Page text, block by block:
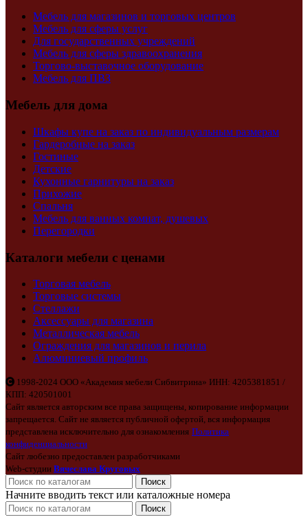
Мебель для магазинов и торговых центров
Мебель для сферы услуг
Для государственных учреждений
Мебель для сферы здравоохранения
Торгово-выставочное оборудование
Мебель для ПВЗ
Мебель для дома
Шкафы купе на заказ по индивидуальным размерам
Гардеробные на заказ
Гостиные
Детские
Кухонные гарнитуры на заказ
Прихожие
Спальня
Мебель для ванных комнат, душевых
Перегородки
Каталоги мебели с ценами
Торговая мебель
Торговые системы
Стеллажи
Аксессуары для магазина
Металлическая мебель
Ограждения для магазинов и перила
Алюминиевый профиль
1998-2024 ООО «Академия мебели Сибвитрина» ИНН: 4205381851 /
КПП: 420501001
Сайт является авторским все права защищены, копирование информации
запрещается. Сайт не является публичной офертой, вся информация
представлена исключительно для ознакомления Политика
конфиденциальности
Сайт любезно предоставлен разработчиками
Web-студии Вячеслава Круговых
Поиск
Начните вводить текст или каталожные номера
Поиск